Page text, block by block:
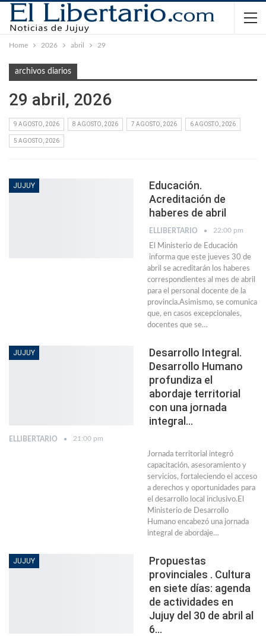
Home 2026 abril 29
archivos diarios
29 abril, 2026
9 AGOSTO, 2026 8 AGOSTO, 2026 7 AGOSTO, 2026 6 AGOSTO, 2026
5 AGOSTO, 2026
JUJUY
Educación.
Acreditación de
haberes de abril
ELLIBERTARIO 22:00 pm
El Ministerio de Educación
informa que este jueves 30 de
abril se acreditarán los haberes
correspondientes al mes de abril
para el personal docente de la
provincia.Asimismo, se comunica
que, en casos excepcionales,
docentes que se…
JUJUY
Desarrollo Integral.
Desarrollo Humano
profundiza el
abordaje territorial
con una jornada
integral…
ELLIBERTARIO 21:00 pm
Jornada territorial integró
capacitación, asesoramiento y
servicios, fortaleciendo el acceso
a derechos y oportunidades para
el desarrollo local inclusivo.El
Ministerio de Desarrollo
Humano encabezó una jornada
integral de abordaje…
JUJUY
Propuestas
provinciales . Cultura
en siete días: agenda
de actividades en
Jujuy del 30 de abril al
6…